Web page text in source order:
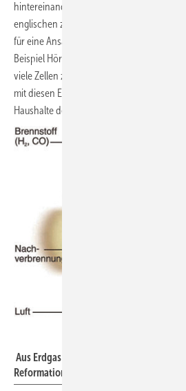
hintereinander geschaltet. Ein „Stapel“
englischen zu „stack“ und hat sich im
für eine Ansammlung von Zellen etabliert.
Beispiel Hörgerät, Handy, Laptop oder
viele Zellen zu einem Stack vereinigt. Ein
mit diesen Eigenschaften schon lange
Haushalte der Nationen. Also wo ist der
Aus Erdgas wird Wasserstoff gewonnen.
Reformation